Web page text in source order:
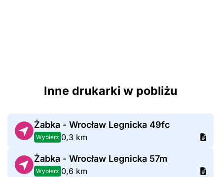
Inne drukarki w pobliżu
Żabka - Wrocław Legnicka 49fc
Wybierz 0,3 km
Żabka - Wrocław Legnicka 57m
Wybierz 0,6 km